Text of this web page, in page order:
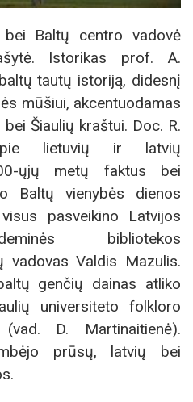
bei Baltų centro vadovė
Istorikas prof. A.
tautų istoriją, didesnį
mūšiui, akcentuodamas
Šiaulių kraštui. Doc. R.
lietuvių ir latvių
ųjų metų faktus bei
Baltų vienybės dienos
pasveikino Latvijos
bibliotekos
vadovas Valdis Mazulis.
genčių dainas atliko
universiteto folkloro
(vad. D. Martinaitienė).
prūsų, latvių bei